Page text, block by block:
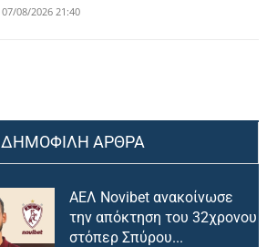
07/08/2026 21:40
ΔΗΜΟΦΙΛΗ ΑΡΘΡΑ
ΑΕΛ Novibet ανακοίνωσε
την απόκτηση του 32χρονου
στόπερ Σπύρου...